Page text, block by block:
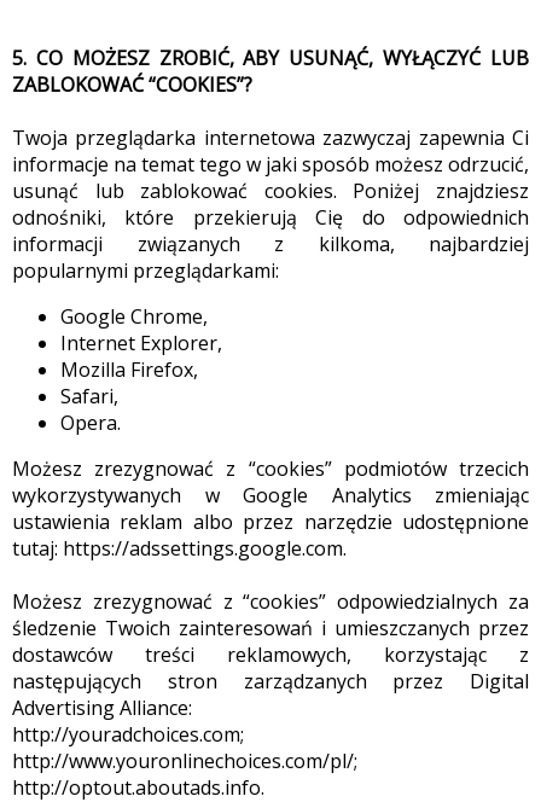
5. CO MOŻESZ ZROBIĆ, ABY USUNĄĆ, WYŁĄCZYĆ LUB
ZABLOKOWAĆ “COOKIES”?
Twoja przeglądarka internetowa zazwyczaj zapewnia Ci
informacje na temat tego w jaki sposób możesz odrzucić,
usunąć lub zablokować cookies. Poniżej znajdziesz
odnośniki, które przekierują Cię do odpowiednich
informacji związanych z kilkoma, najbardziej
popularnymi przeglądarkami:
Google Chrome,
Internet Explorer,
Mozilla Firefox,
Safari,
Opera.
Możesz zrezygnować z “cookies” podmiotów trzecich
wykorzystywanych w Google Analytics zmieniając
ustawienia reklam albo przez narzędzie udostępnione
tutaj: https://adssettings.google.com.
Możesz zrezygnować z “cookies” odpowiedzialnych za
śledzenie Twoich zainteresowań i umieszczanych przez
dostawców treści reklamowych, korzystając z
następujących stron zarządzanych przez Digital
Advertising Alliance:
http://youradchoices.com;
http://www.youronlinechoices.com/pl/;
http://optout.aboutads.info.